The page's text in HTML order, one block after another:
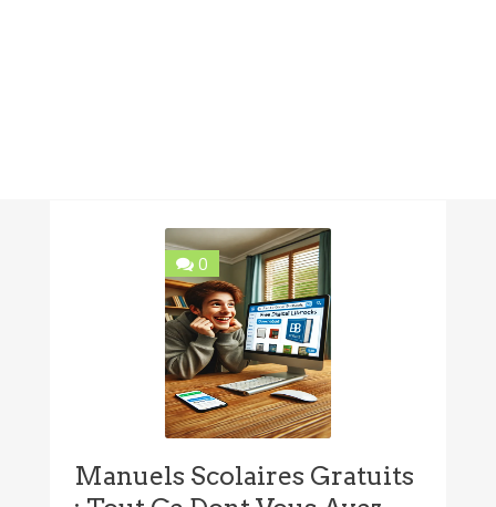
0
Manuels Scolaires Gratuits